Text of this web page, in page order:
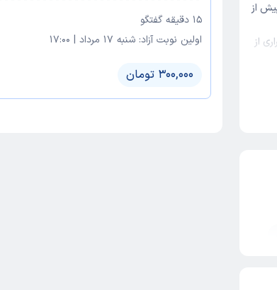
15 دقیقه گفتگو
اولین نوبت آزاد: شنبه 17 مرداد |
17:00
300,000 تومان
از
از